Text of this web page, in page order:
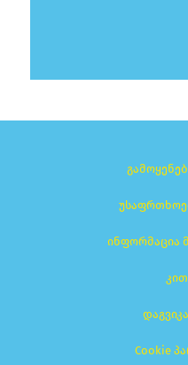
ინფორმაცია
Cookie